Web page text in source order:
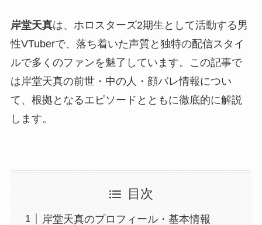
岸堂天真は、ホロスターズ2期生として活動する男
性VTuberで、落ち着いた声質と独特の配信スタイ
ルで多くのファンを魅了しています。この記事で
は岸堂天真の前世・中の人・顔バレ情報につい
て、根拠となるエピソードとともに徹底的に解説
します。
目次
岸堂天真のプロフィール・基本情報